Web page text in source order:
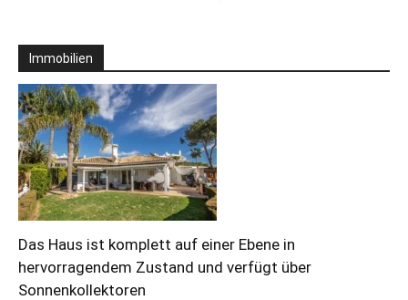
Immobilien
Das Haus ist komplett auf einer Ebene in
hervorragendem Zustand und verfügt über
Sonnenkollektoren